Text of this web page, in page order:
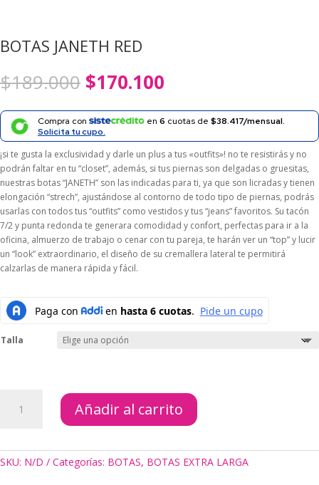
BOTAS JANETH RED
$189.000 El
precio
original
era:
$189.000.
$170.100
actual
es:
$170.100.
Compra con en 6 cuotas de $38.417/mensual.
Solicita tu cupo.
¡si te gusta la exclusividad y darle un plus a tus «outfits»! no te resistirás y no
podrán faltar en tu “closet”, además, si tus piernas son delgadas o gruesitas,
nuestras botas “JANETH” son las indicadas para ti, ya que son licradas y tienen
elongación “strech”, ajustándose al contorno de todo tipo de piernas, podrás
usarlas con todos tus “outfits” como vestidos y tus “jeans” favoritos. Su tacón
7/2 y punta redonda te generara comodidad y confort, perfectas para ir a la
oficina, almuerzo de trabajo o cenar con tu pareja, te harán ver un “top” y lucir
un “look” extraordinario, el diseño de su cremallera lateral te permitirá
calzarlas de manera rápida y fácil.
Talla
JANETH
Añadir al carrito
SKU: N/D Categorías: BOTAS, BOTAS EXTRA LARGA